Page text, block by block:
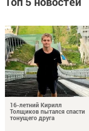
16-летний Кирилл
Толщиков пытался спасти
тонущего друга